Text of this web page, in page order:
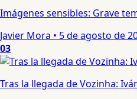
Imágenes sensibles: Grave
Javier Mora • 5 de agosto de
03
Tras la llegada de Vozinha: